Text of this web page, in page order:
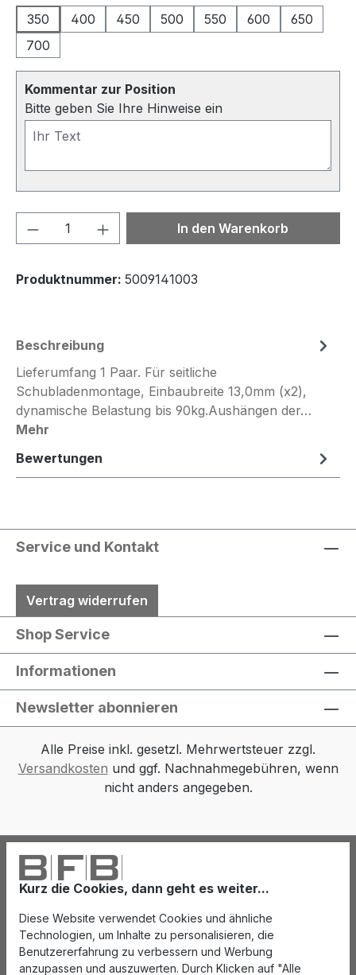
Kurz die Cookies, dann geht es weiter...
Diese Website verwendet Cookies und ähnliche
Technologien, um Inhalte zu personalisieren, die
Benutzererfahrung zu verbessern und Werbung
anzupassen und auszuwerten. Durch Klicken auf "Alle
350
400 450 500 550 600
650
700
Kommentar zur Position
Bitte geben Sie Ihre Hinweise ein
Produkt Anzahl: Gib denIn den Warenkorb
Produktnummer: 5009141003
Beschreibung
Lieferumfang 1 Paar. Für seitliche
Schubladenmontage, Einbaubreite 13,0mm (x2),
dynamische Belastung bis 90kg.Aushängen der…
Mehr
Bewertungen
Service und Kontakt
Vertrag widerrufen
Shop Service
Informationen
Newsletter abonnieren
Alle Preise inkl. gesetzl. Mehrwertsteuer zzgl.
Versandkosten und ggf. Nachnahmegebühren, wenn
nicht anders angegeben.